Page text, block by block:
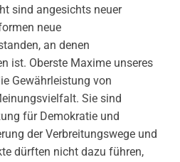
sind angesichts neuer
neue
an denen
ist. Oberste Maxime unseres
Gewährleistung von
Sie sind
für Demokratie und
der Verbreitungswege und
dürften nicht dazu führen,